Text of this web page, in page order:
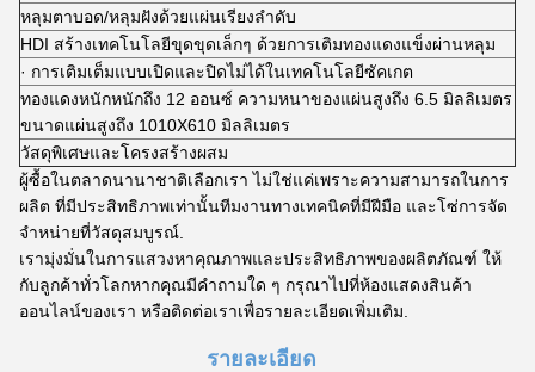
หลุมตาบอด/หลุมฝังด้วยแผ่นเรียงลําดับ
HDI สร้างเทคโนโลยีขุดขุดเล็กๆ ด้วยการเติมทองแดงแข็งผ่านหลุม
· การเติมเต็มแบบเปิดและปิดไม่ได้ในเทคโนโลยีซัคเกต
ทองแดงหนักหนักถึง 12 ออนซ์ ความหนาของแผ่นสูงถึง 6.5 มิลลิเมตร
ขนาดแผ่นสูงถึง 1010X610 มิลลิเมตร
วัสดุพิเศษและโครงสร้างผสม
ผู้ซื้อในตลาดนานาชาติเลือกเรา ไม่ใช่แค่เพราะความสามารถในการ
ผลิต ที่มีประสิทธิภาพเท่านั้นทีมงานทางเทคนิคที่มีฝีมือ และโซ่การจัด
จําหน่ายที่วัสดุสมบูรณ์.
เรามุ่งมั่นในการแสวงหาคุณภาพและประสิทธิภาพของผลิตภัณฑ์ ให้
กับลูกค้าทั่วโลกหากคุณมีคําถามใด ๆ กรุณาไปที่ห้องแสดงสินค้า
ออนไลน์ของเรา หรือติดต่อเราเพื่อรายละเอียดเพิ่มเติม.
รายละเอียด